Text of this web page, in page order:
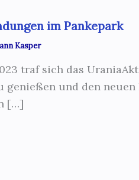
im Pankepark
Kasper
traf sich das
genießen und den
[…]